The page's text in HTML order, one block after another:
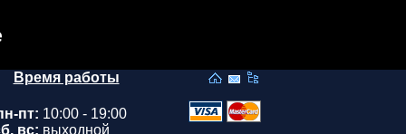
Время работы
пт:
вс:
10:00 - 19:00
выходной